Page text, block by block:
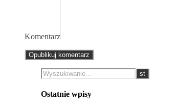
Komentarz
Ostatnie wpisy